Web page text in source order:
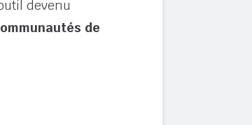
devenu
de